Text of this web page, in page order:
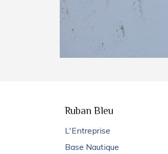
Ruban Bleu
L'Entreprise
Base Nautique